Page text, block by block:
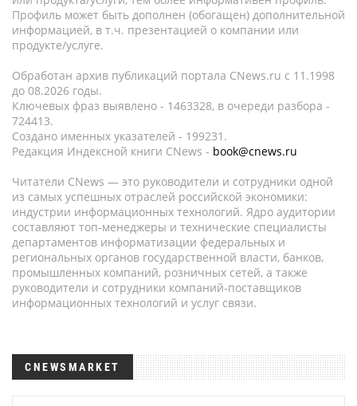
Профиль может быть дополнен (обогащен) дополнительной
информацией, в т.ч. презентацией о компании или
продукте/услуге.
Обработан архив публикаций портала CNews.ru c 11.1998
до 08.2026 годы.
Ключевых фраз выявлено - 1463328, в очереди разбора -
724413.
Создано именных указателей - 199231.
Редакция Индексной книги CNews - book@cnews.ru
Читатели CNews — это руководители и сотрудники одной
из самых успешных отраслей российской экономики:
индустрии информационных технологий. Ядро аудитории
составляют топ-менеджеры и технические специалисты
департаментов информатизации федеральных и
региональных органов государственной власти, банков,
промышленных компаний, розничных сетей, а также
руководители и сотрудники компаний-поставщиков
информационных технологий и услуг связи.
CNEWSMARKET